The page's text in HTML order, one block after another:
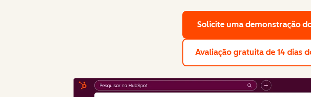
Solicite uma demonstração
Avaliação gratuita de 14 dias